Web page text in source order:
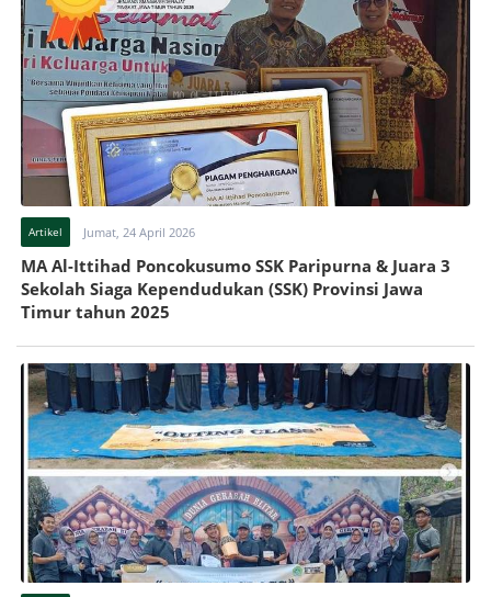
Artikel Jumat, 24 April 2026
MA Al-Ittihad Poncokusumo SSK Paripurna & Juara 3
Sekolah Siaga Kependudukan (SSK) Provinsi Jawa
Timur tahun 2025